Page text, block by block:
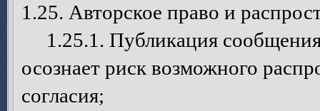
1.25. Авторское право и
1.25.1. Публикация сообщения
осознает риск возможного
согласия;